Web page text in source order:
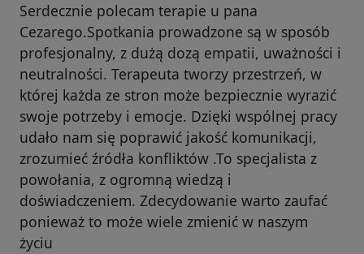
Serdecznie polecam terapie u pana
Cezarego.Spotkania prowadzone są w sposób
profesjonalny, z dużą dozą empatii, uważności i
neutralności. Terapeuta tworzy przestrzeń, w
której każda ze stron może bezpiecznie wyrazić
swoje potrzeby i emocje. Dzięki wspólnej pracy
udało nam się poprawić jakość komunikacji,
zrozumieć źródła konfliktów .To specjalista z
powołania, z ogromną wiedzą i
doświadczeniem. Zdecydowanie warto zaufać
ponieważ to może wiele zmienić w naszym
życiu